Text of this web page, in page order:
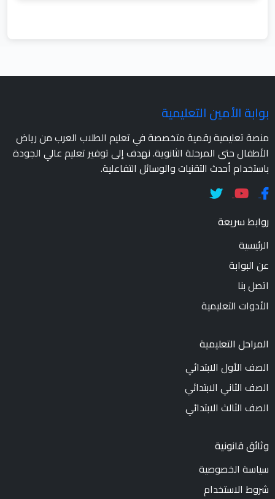
بوابة الأمين التعليمية
منصة تعليمية رقمية متخصصة في تعليم الطلاب العرب من رياض
الأطفال حتى المرحلة الثانوية. نهدف إلى توفير تعليم عالي الجودة
باستخدام أحدث التقنيات والوسائل التفاعلية.
روابط سريعة
الرئيسية
عن البوابة
اتصل بنا
الأدوات التعليمية
المراحل التعليمية
الصف الأول الابتدائي
الصف الثاني الابتدائي
الصف الثالث الابتدائي
وثائق قانونية
سياسة الخصوصية
شروط الاستخدام